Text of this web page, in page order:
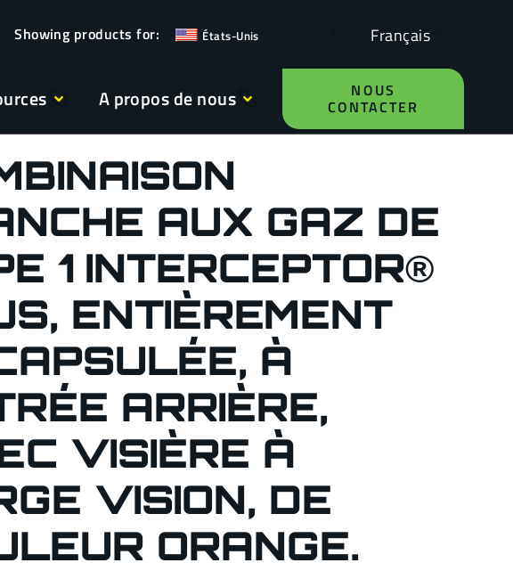
États-Unis Français
A propos de nous NOUS
CONTACTER
AUX GAZ DE
1 INTERCEPTOR®
ENTIÈREMENT
À
ARRIÈRE,
VISIÈRE À
VISION, DE
ORANGE.